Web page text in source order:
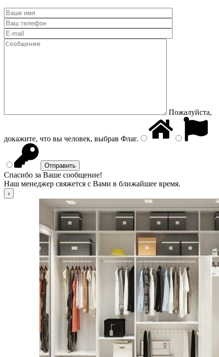
Пожалуйста,
докажите, что вы человек, выбрав Флаг.
Спасибо за Ваше сообщение!
Наш менеджер свяжется с Вами в ближайшее время.